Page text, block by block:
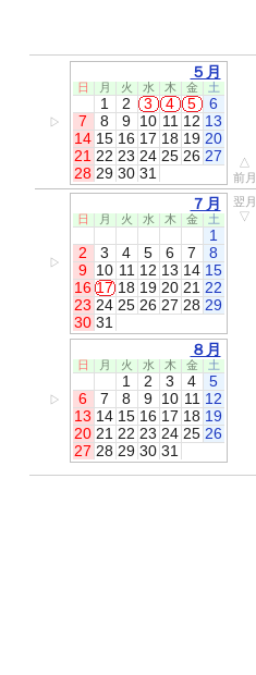
▷
５月
日 月 火 水 木 金 土
1 2 3 4 5
6
7
8 9 10 11 12 13
14 15 16 17 18 19 20
21 22 23 24 25 26 27
28 29 30 31
△
前月
▷
７月
日 月 火 水 木 金 土
1
2
3 4 5 6 7
8
9 10 11 12 13 14 15
16 17 18 19 20 21 22
23 24 25 26 27 28 29
30 31
翌月
▽
▷
８月
日 月 火 水 木 金 土
1 2 3 4
5
6
7 8 9 10 11 12
13 14 15 16 17 18 19
20 21 22 23 24 25 26
27 28 29 30 31